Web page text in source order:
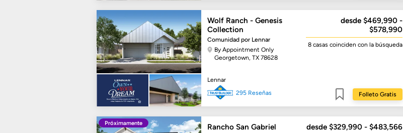
Wolf Ranch - Genesis
Collection
Comunidad por Lennar
By Appointment Only
Georgetown, TX 78628
Lennar
295 Reseñas
desde $469,990 -
$578,990
8 casascoinciden con la búsqueda
Folleto Gratis
Próximamente Rancho San Gabriel desde $329,990 - $483,566